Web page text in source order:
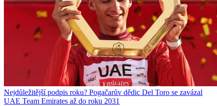
Nejdůležitější podpis roku? Pogačarův dědic Del Toro se zavázal
UAE Team Emirates až do roku 2031